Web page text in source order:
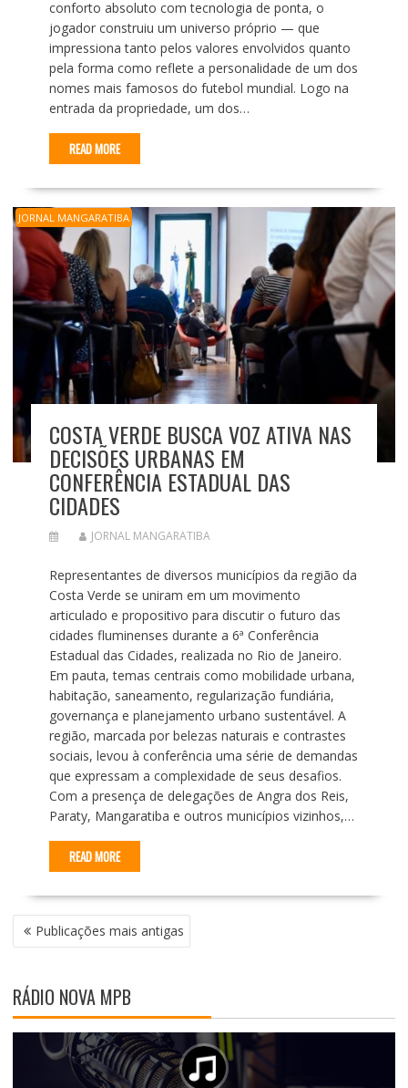
conforto absoluto com tecnologia de ponta, o
jogador construiu um universo próprio — que
impressiona tanto pelos valores envolvidos quanto
pela forma como reflete a personalidade de um dos
nomes mais famosos do futebol mundial. Logo na
entrada da propriedade, um dos…
READ MORE
JORNAL MANGARATIBA
COSTA VERDE BUSCA VOZ ATIVA NAS
DECISÕES URBANAS EM
CONFERÊNCIA ESTADUAL DAS
CIDADES
JORNAL MANGARATIBA
Representantes de diversos municípios da região da
Costa Verde se uniram em um movimento
articulado e propositivo para discutir o futuro das
cidades fluminenses durante a 6ª Conferência
Estadual das Cidades, realizada no Rio de Janeiro.
Em pauta, temas centrais como mobilidade urbana,
habitação, saneamento, regularização fundiária,
governança e planejamento urbano sustentável. A
região, marcada por belezas naturais e contrastes
sociais, levou à conferência uma série de demandas
que expressam a complexidade de seus desafios.
Com a presença de delegações de Angra dos Reis,
Paraty, Mangaratiba e outros municípios vizinhos,…
READ MORE
N
A
E
G
A
Publicações mais antigas
RÁDIO NOVA MPB